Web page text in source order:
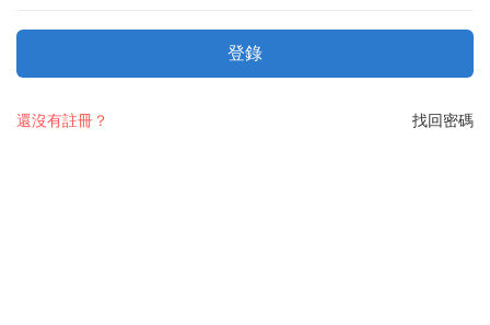
登錄
找回密碼
還沒有註冊？